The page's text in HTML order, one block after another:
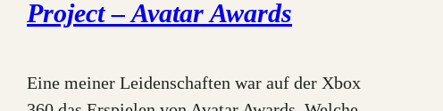
Project – Avatar Awards
Eine meiner Leidenschaften war auf der Xbox